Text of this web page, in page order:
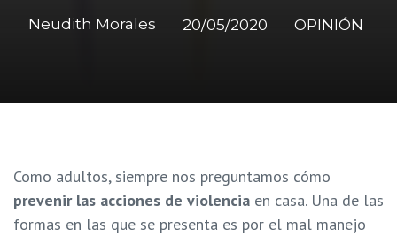
Neudith Morales 20/05/2020 OPINIÓN
Como adultos, siempre nos preguntamos cómo
prevenir las acciones de violencia en casa. Una de las
formas en las que se presenta es por el mal manejo